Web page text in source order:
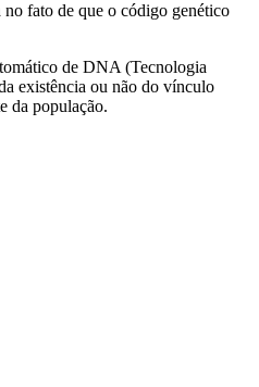
no fato de que o código genético
de DNA (Tecnologia
existência ou não do vínculo
da população.